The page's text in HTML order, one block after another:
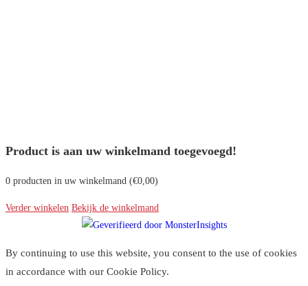
Product is aan uw winkelmand toegevoegd!
0 producten in uw winkelmand (€0,00)
Verder winkelen Bekijk de winkelmand
By continuing to use this website, you consent to the use of cookies
in accordance with our Cookie Policy.